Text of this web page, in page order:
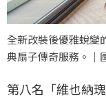
全新改裝後優雅蛻變
典扇子傳奇服務。｜
第八名「維也納